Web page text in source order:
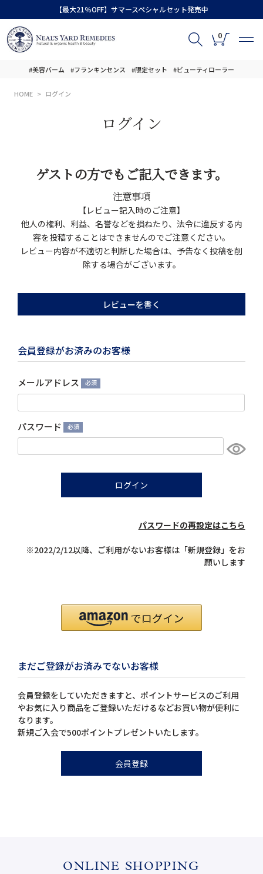
【最大21％OFF】サマースペシャルセット発売中
0
#美容バーム #フランキンセンス #限定セット #ビューティローラー
HOME ログイン
ログイン
ゲストの方でもご記入できます。
注意事項
【レビュー記入時のご注意】
他人の権利、利益、名誉などを損ねたり、法令に違反する内
容を投稿することはできませんのでご注意ください。
レビュー内容が不適切と判断した場合は、予告なく投稿を削
除する場合がございます。
レビューを書く
会員登録がお済みのお客様
メールアドレス
(必
須)
パスワード
(必
須)
ログイン
パスワードの再設定はこちら
※2022/2/12以降、ご利用がないお客様は「新規登録」をお
願いします
まだご登録がお済みでないお客様
会員登録をしていただきますと、ポイントサービスのご利用
やお気に入り商品をご登録いただけるなどお買い物が便利に
なります。
新規ご入会で500ポイントプレゼントいたします。
会員登録
ONLINE SHOPPING